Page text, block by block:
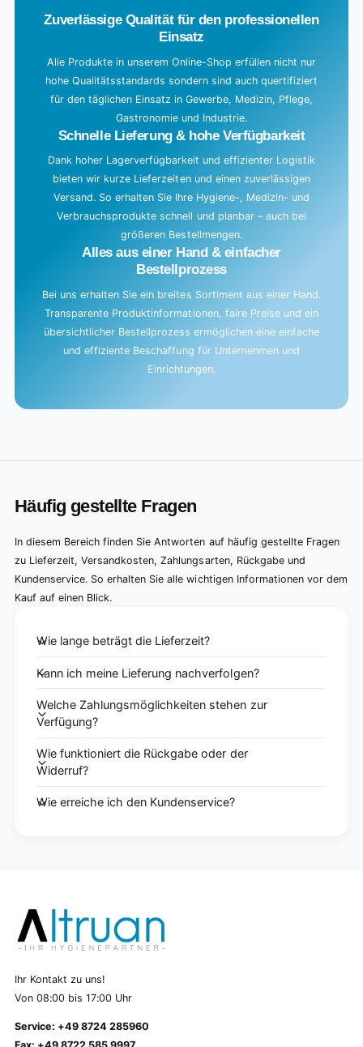
Zuverlässige Qualität für den professionellen
Einsatz
Alle Produkte in unserem Online-Shop erfüllen nicht nur
hohe Qualitätsstandards sondern sind auch quertifiziert
für den täglichen Einsatz in Gewerbe, Medizin, Pflege,
Gastronomie und Industrie.
Schnelle Lieferung & hohe Verfügbarkeit
Dank hoher Lagerverfügbarkeit und effizienter Logistik
bieten wir kurze Lieferzeiten und einen zuverlässigen
Versand. So erhalten Sie Ihre Hygiene-, Medizin- und
Verbrauchsprodukte schnell und planbar – auch bei
größeren Bestellmengen.
Alles aus einer Hand & einfacher
Bestellprozess
Bei uns erhalten Sie ein breites Sortiment aus einer Hand.
Transparente Produktinformationen, faire Preise und ein
übersichtlicher Bestellprozess ermöglichen eine einfache
und effiziente Beschaffung für Unternehmen und
Einrichtungen.
Häufig gestellte Fragen
In diesem Bereich finden Sie Antworten auf häufig gestellte Fragen
zu Lieferzeit, Versandkosten, Zahlungsarten, Rückgabe und
Kundenservice. So erhalten Sie alle wichtigen Informationen vor dem
Kauf auf einen Blick.
Wie lange beträgt die Lieferzeit?
Kann ich meine Lieferung nachverfolgen?
Welche Zahlungsmöglichkeiten stehen zur
Verfügung?
Wie funktioniert die Rückgabe oder der
Widerruf?
Wie erreiche ich den Kundenservice?
Ihr Kontakt zu uns!
Von 08:00 bis 17:00 Uhr
Service: +49 8724 285960